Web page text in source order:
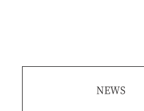
NEWS